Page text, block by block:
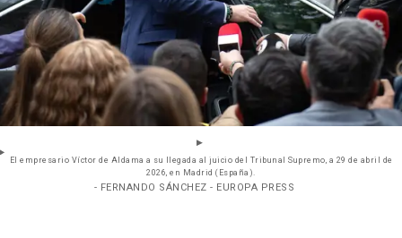
El empresario Víctor de Aldama a su llegada al juicio del Tribunal Supremo, a 29 de abril de
2026, en Madrid (España).
- FERNANDO SÁNCHEZ - EUROPA PRESS